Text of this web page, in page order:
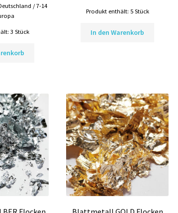
/ 7-14
3 Stück
Produkt enthält: 5 Stück
In den Warenkorb